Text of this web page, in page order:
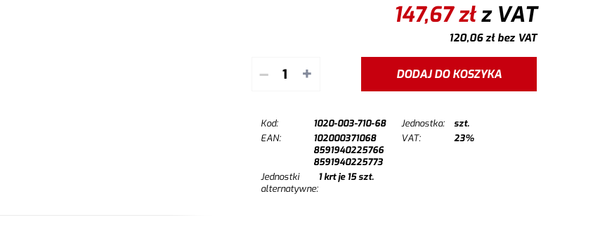
147,67złz VAT
120,06złbez VAT
– + DODAJ DO KOSZYKA
Kod: 1020-003-710-68 Jednostka:
szt.
EAN:
102000371068
8591940225766
8591940225773
VAT: 23%
Jednostki
alternatywne:
1krt je15szt.